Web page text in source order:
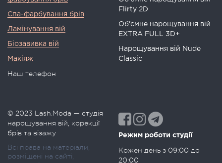
Спа-фарбування брів
Ламінування вій
Біозавивка вій
Макіяж
Flirty 2D
Об'ємне нарощування вій
EXTRA FULL 3D+
Нарощування вій Nude
Classic
Наш телефон
© 2023 Lash.Moda — студія
нарощування вій, корекції
брів та візажу
Всі права на матеріали,
розміщені на сайті,
Режим роботи студії
Кожен день з 09:00 до
20:00